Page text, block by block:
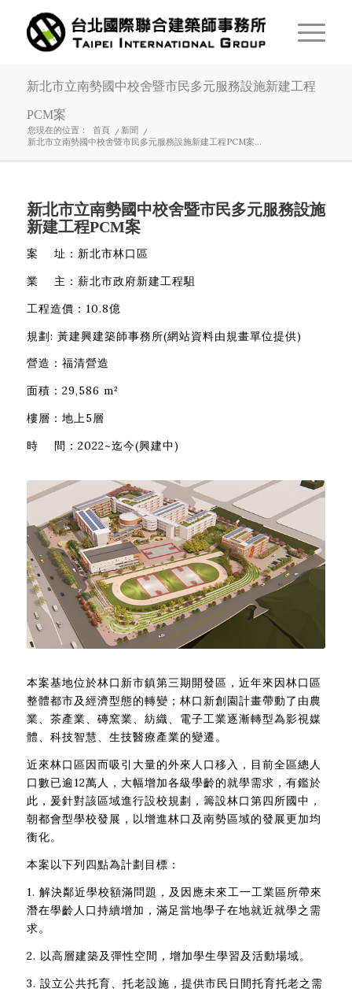
新北市立南勢國中校舍暨市民多元服務設施新建工程
PCM案
您現在的位置： 首頁 / 新聞
/
新北市立南勢國中校舍暨市民多元服務設施新建工程PCM案...
新北市立南勢國中校舍暨市民多元服務設施
新建工程PCM案
案 址：新北市林口區
業 主：薪北市政府新建工程駔
工程造價：10.8億
規劃: 黃建興建築師事務所(網站資料由規畫單位提供)
營造：福清營造
面積：29,586 m²
樓層：地上5層
時 間：2022~迄今(興建中)
本案基地位於林口新市鎮第三期開發區，近年來因林口區
整體都市及經濟型態的轉變；林口新創園計畫帶動了由農
業、茶產業、磚窯業、紡織、電子工業逐漸轉型為影視媒
體、科技智慧、生技醫療產業的變遷。
近來林口區因而吸引大量的外來人口移入，目前全區總人
口數已逾12萬人，大幅增加各級學齡的就學需求，有鑑於
此，爰針對該區域進行設校規劃，籌設林口第四所國中，
朝都會型學校發展，以增進林口及南勢區域的發展更加均
衡化。
本案以下列四點為計劃目標：
1. 解決鄰近學校額滿問題，及因應未來工一工業區所帶來
潛在學齡人口持續增加，滿足當地學子在地就近就學之需
求。
2. 以高層建築及彈性空間，增加學生學習及活動場域。
3. 設立公共托育、托老設施，提供市民日間托育托老之需